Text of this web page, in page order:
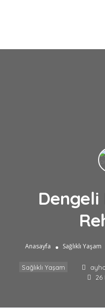
Dengeli
Anasayfa Sağlıklı Yaşam
Sağlıklı Yaşam
26